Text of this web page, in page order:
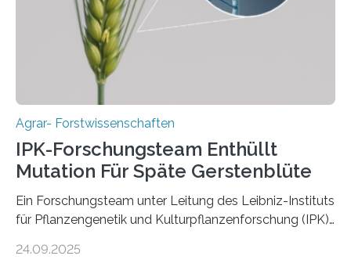
Fachzeitschrift „Nature“ veröffentlicht. Die
Forschungsgruppe hat die Evolution und…
Agrar- Forstwissenschaften
IPK-Forschungsteam Enthüllt
Mutation Für Späte Gerstenblüte
Ein Forschungsteam unter Leitung des Leibniz-Instituts
für Pflanzengenetik und Kulturpflanzenforschung (IPK)
entdeckt, das Gerste in Regionen mit langen
24.09.2025